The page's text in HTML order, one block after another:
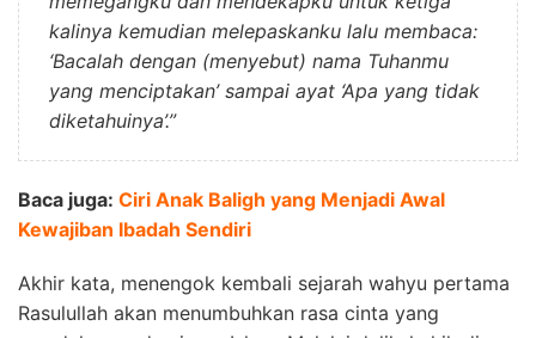
kalinya kemudian melepaskanku lalu membaca:
‘Bacalah dengan (menyebut) nama Tuhanmu
yang menciptakan’ sampai ayat ‘Apa yang tidak
diketahuinya’.”
Baca juga: Ciri Anak Baligh yang Menjadi Awal
Kewajiban Ibadah Sendiri
Akhir kata, menengok kembali sejarah wahyu pertama
Rasulullah akan menumbuhkan rasa cinta yang